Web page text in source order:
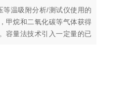
等温吸附分析/测试仪使用的
甲烷和二氧化碳等气体获得
容量法技术引入一定量的已
记录Z终的平衡压力。这些